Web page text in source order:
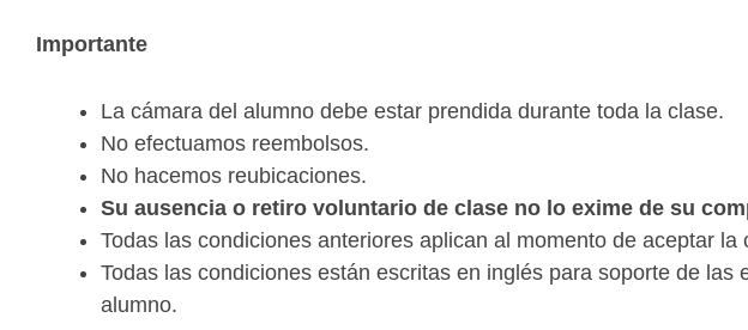
Importante
La cámara del alumno debe estar prendida durante toda la clase.
No efectuamos reembolsos.
No hacemos reubicaciones.
Su ausencia o retiro voluntario de clase no lo exime de su
Todas las condiciones anteriores aplican al momento de aceptar la
Todas las condiciones están escritas en inglés para soporte de
alumno.